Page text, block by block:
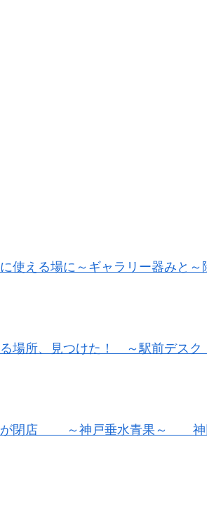
使える場に～ギャラリー器みと
場所、見つけた！ ～駅前デスク
が閉店 ～神戸垂水青果～ 神